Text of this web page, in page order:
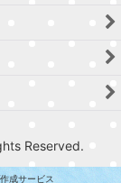
Reserved.
成サービス